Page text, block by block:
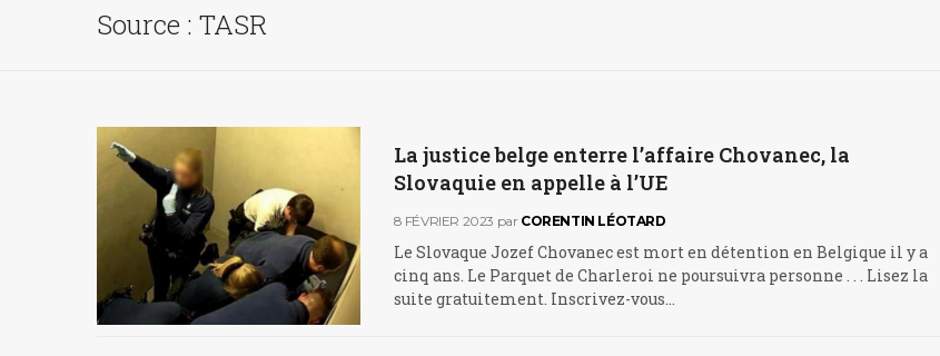
Source : TASR
La justice belge enterre l’affaire Chovanec, la
Slovaquie en appelle à l’UE
8 FÉVRIER 2023 par CORENTIN LÉOTARD
Le Slovaque Jozef Chovanec est mort en détention en Belgique il y a
cinq ans. Le Parquet de Charleroi ne poursuivra personne . . . Lisez la
suite gratuitement. Inscrivez-vous…